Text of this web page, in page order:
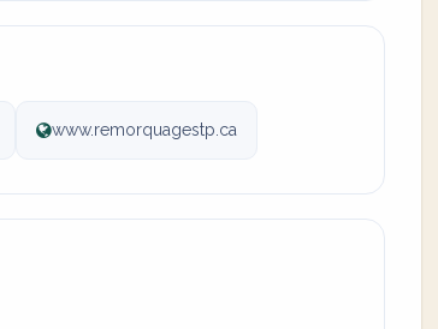
www.remorquagestp.ca